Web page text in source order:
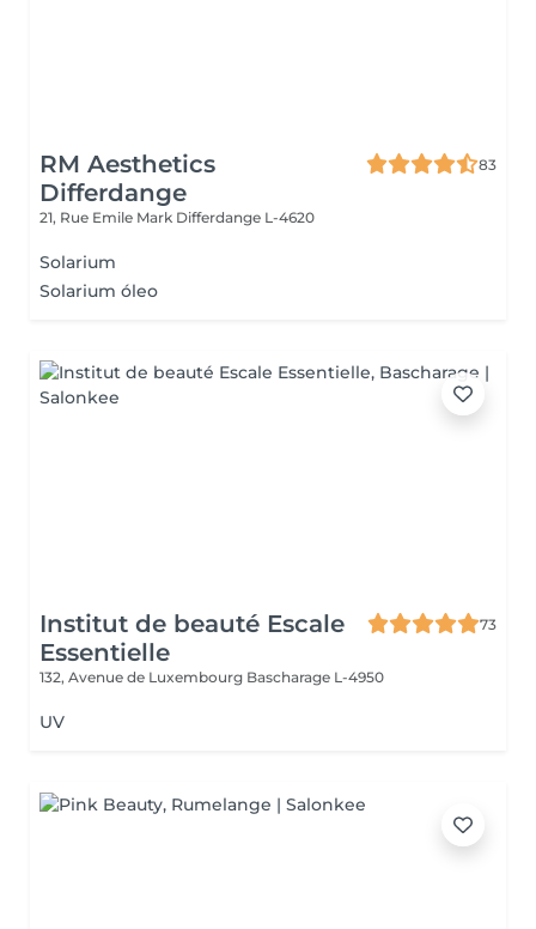
RM Aesthetics
Differdange
83
21, Rue Emile Mark Differdange L-4620
Solarium
Solarium óleo
Institut de beauté Escale
Essentielle
73
132, Avenue de Luxembourg Bascharage L-4950
UV